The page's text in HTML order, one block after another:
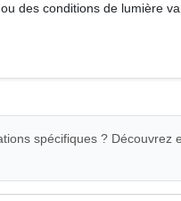
des conditions de lumière
spécifiques ? Découvrez